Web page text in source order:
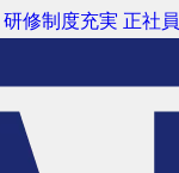
研修制度充実 正社員